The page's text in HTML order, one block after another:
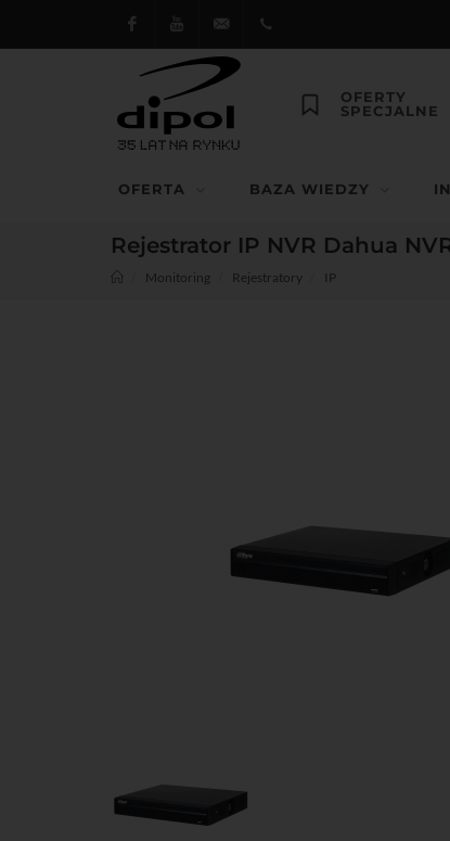
FacebookYoutube dipol@dipol.com.pl
OFERTY
SPECJALNE
OFERTA BAZA WIEDZY
Rejestrator IP NVR Dahua
Monitoring Rejestratory IP